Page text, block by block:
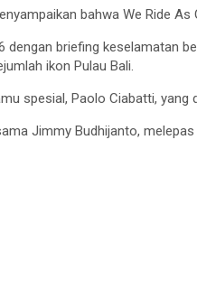
bahwa We Ride
dengan briefing keselamatan
ikon Pulau Bali.
spesial, Paolo Ciabatti,
Jimmy Budhijanto,